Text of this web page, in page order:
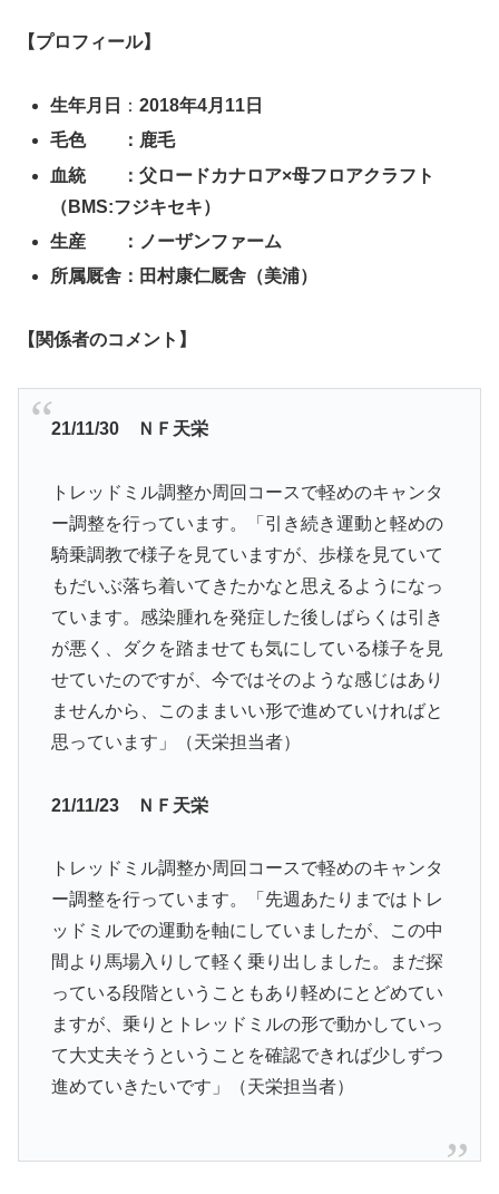
【プロフィール】
生年月日 ：2018年4月11日
毛色 ：鹿毛
血統 ：父ロードカナロア×母フロアクラフト
（BMS:フジキセキ）
生産 ：ノーザンファーム
所属厩舎：田村康仁厩舎（美浦）
【関係者のコメント】
21/11/30 ＮＦ天栄
トレッドミル調整か周回コースで軽めのキャンタ
ー調整を行っています。「引き続き運動と軽めの
騎乗調教で様子を見ていますが、歩様を見ていて
もだいぶ落ち着いてきたかなと思えるようになっ
ています。感染腫れを発症した後しばらくは引き
が悪く、ダクを踏ませても気にしている様子を見
せていたのですが、今ではそのような感じはあり
ませんから、このままいい形で進めていければと
思っています」（天栄担当者）
21/11/23 ＮＦ天栄
トレッドミル調整か周回コースで軽めのキャンタ
ー調整を行っています。「先週あたりまではトレ
ッドミルでの運動を軸にしていましたが、この中
間より馬場入りして軽く乗り出しました。まだ探
っている段階ということもあり軽めにとどめてい
ますが、乗りとトレッドミルの形で動かしていっ
て大丈夫そうということを確認できれば少しずつ
進めていきたいです」（天栄担当者）